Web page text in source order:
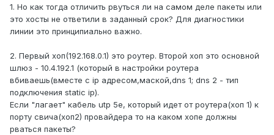
1. Но как тогда отличить рвуться ли на самом деле пакеты или
это хосты не ответили в заданный срок? Для диагностики
линии это принципиально важно.
2. Первый хоп(192.168.0.1) это роутер. Второй хоп это основной
шлюз - 10.4.192.1 (который в настройки роутера
вбиваешь(вместе с ip адресом,маской,dns 1; dns 2 - тип
подключения static ip).
Если "лагает" кабель utp 5e, который идет от роутера(хоп 1) к
порту свича(хоп2) провайдера то на каком хопе должны
рваться пакеты?